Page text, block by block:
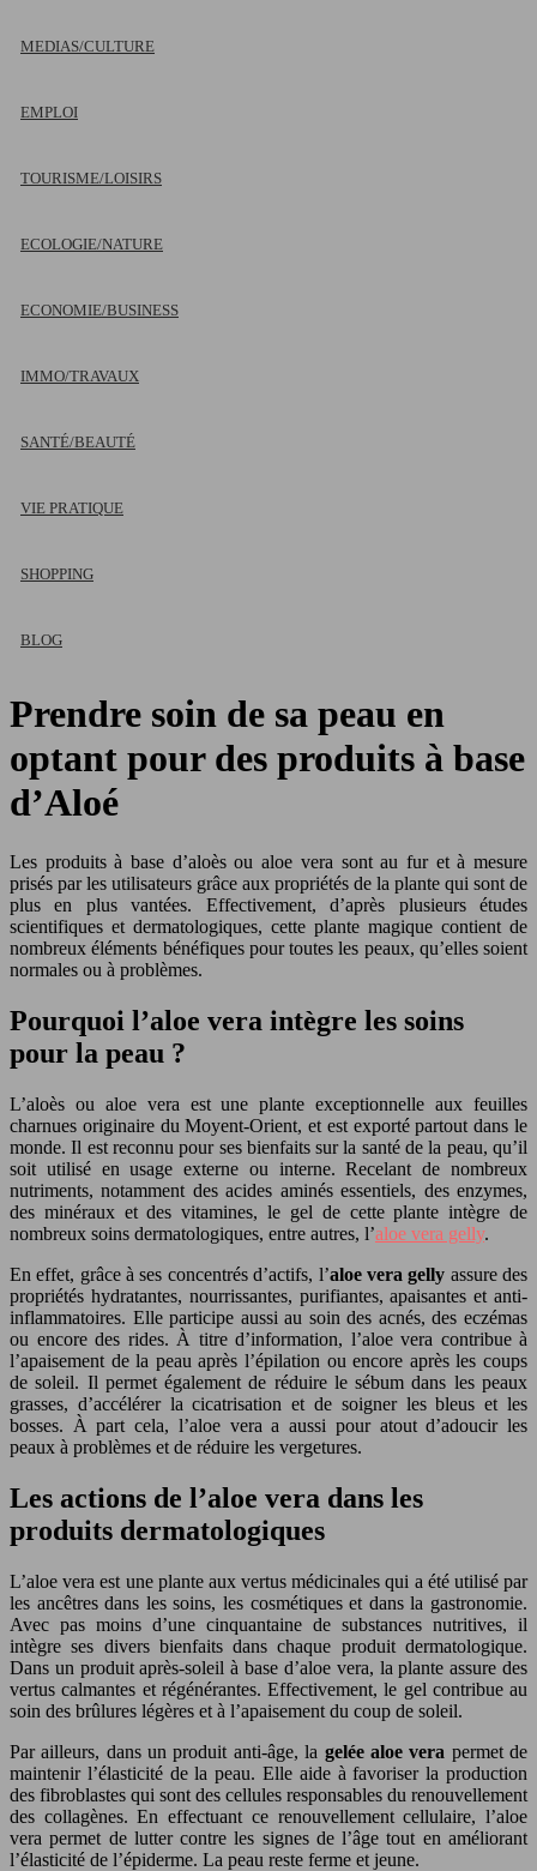
MEDIAS/CULTURE
EMPLOI
TOURISME/LOISIRS
ECOLOGIE/NATURE
ECONOMIE/BUSINESS
IMMO/TRAVAUX
SANTÉ/BEAUTÉ
VIE PRATIQUE
SHOPPING
BLOG
Prendre soin de sa peau en
optant pour des produits à base
d’Aloé
Les produits à base d’aloès ou aloe vera sont au fur et à mesure
prisés par les utilisateurs grâce aux propriétés de la plante qui sont de
plus en plus vantées. Effectivement, d’après plusieurs études
scientifiques et dermatologiques, cette plante magique contient de
nombreux éléments bénéfiques pour toutes les peaux, qu’elles soient
normales ou à problèmes.
Pourquoi l’aloe vera intègre les soins
pour la peau ?
L’aloès ou aloe vera est une plante exceptionnelle aux feuilles
charnues originaire du Moyent-Orient, et est exporté partout dans le
monde. Il est reconnu pour ses bienfaits sur la santé de la peau, qu’il
soit utilisé en usage externe ou interne. Recelant de nombreux
nutriments, notamment des acides aminés essentiels, des enzymes,
des minéraux et des vitamines, le gel de cette plante intègre de
nombreux soins dermatologiques, entre autres, l’aloe vera gelly.
En effet, grâce à ses concentrés d’actifs, l’aloe vera gelly assure des
propriétés hydratantes, nourrissantes, purifiantes, apaisantes et anti-
inflammatoires. Elle participe aussi au soin des acnés, des eczémas
ou encore des rides. À titre d’information, l’aloe vera contribue à
l’apaisement de la peau après l’épilation ou encore après les coups
de soleil. Il permet également de réduire le sébum dans les peaux
grasses, d’accélérer la cicatrisation et de soigner les bleus et les
bosses. À part cela, l’aloe vera a aussi pour atout d’adoucir les
peaux à problèmes et de réduire les vergetures.
Les actions de l’aloe vera dans les
produits dermatologiques
L’aloe vera est une plante aux vertus médicinales qui a été utilisé par
les ancêtres dans les soins, les cosmétiques et dans la gastronomie.
Avec pas moins d’une cinquantaine de substances nutritives, il
intègre ses divers bienfaits dans chaque produit dermatologique.
Dans un produit après-soleil à base d’aloe vera, la plante assure des
vertus calmantes et régénérantes. Effectivement, le gel contribue au
soin des brûlures légères et à l’apaisement du coup de soleil.
Par ailleurs, dans un produit anti-âge, la gelée aloe vera permet de
maintenir l’élasticité de la peau. Elle aide à favoriser la production
des fibroblastes qui sont des cellules responsables du renouvellement
des collagènes. En effectuant ce renouvellement cellulaire, l’aloe
vera permet de lutter contre les signes de l’âge tout en améliorant
l’élasticité de l’épiderme. La peau reste ferme et jeune.